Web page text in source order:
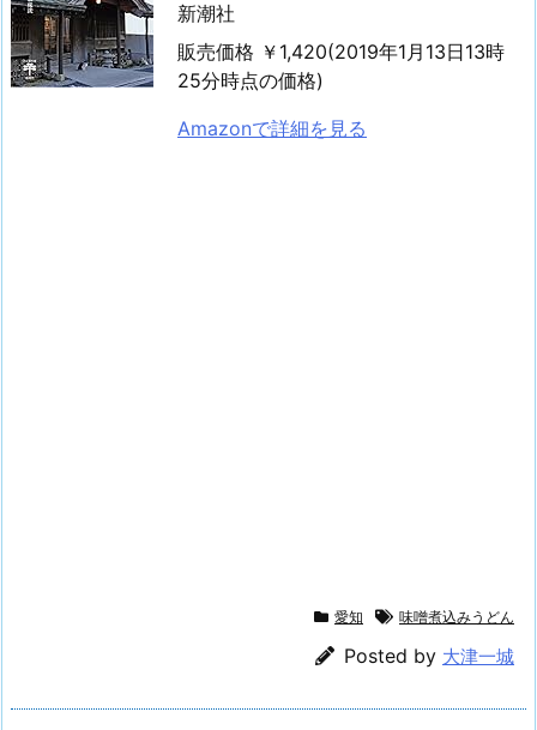
新潮社
販売価格 ￥1,420(2019年1月13日13時
25分時点の価格)
Amazonで詳細を見る
愛知 味噌煮込みうどん
Posted by 大津一城